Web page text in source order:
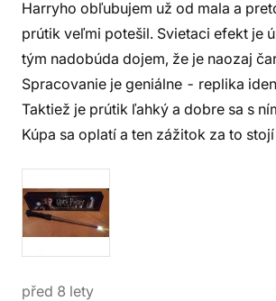
Harryho obľubujem už od mala a
prútik veľmi potešil. Svietaci efekt je
tým nadobúda dojem, že je naozaj
Spracovanie je geniálne - replika
Taktiež je prútik ľahký a dobre sa s
Kúpa sa oplatí a ten zážitok za to stojí
před 8 lety